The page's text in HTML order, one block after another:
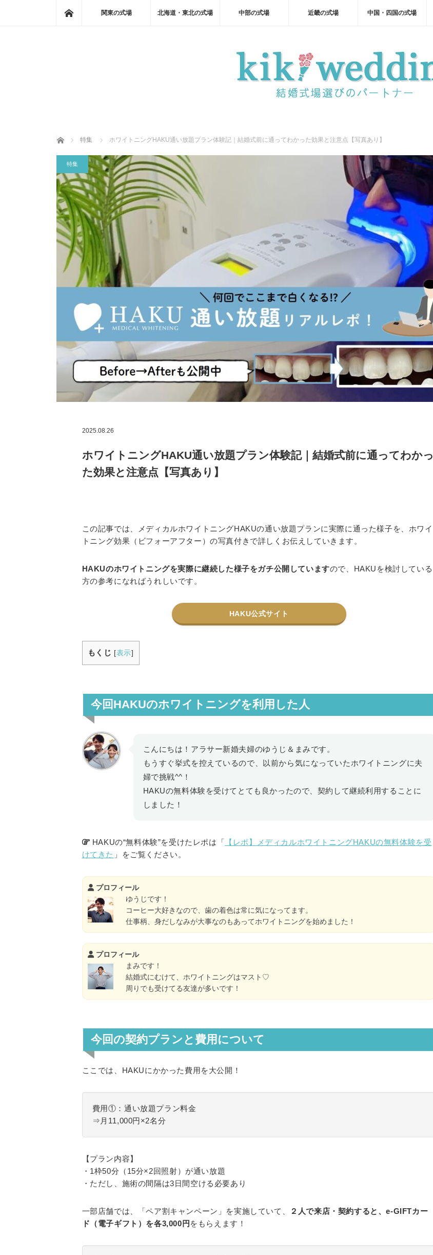
ホーム関東の式場 北海道・東北の式場 中部の式場 近畿の式場 中国・四国の式場
ホーム 特集 ホワイトニングHAKU通い放題プラン体験記｜結婚式前に通ってわかった効果と注意点【写真あり】
特集
2025.08.26
ホワイトニングHAKU通い放題プラン体験記｜結婚式前に通ってわかっ
た効果と注意点【写真あり】
この記事では、メディカルホワイトニングHAKUの通い放題プランに実際に通った様子を、ホワイ
トニング効果（ビフォーアフター）の写真付きで詳しくお伝えしていきます。
HAKUのホワイトニングを実際に継続した様子をガチ公開していますので、HAKUを検討している
方の参考になればうれしいです。
HAKU公式サイト
もくじ [表示]
今回HAKUのホワイトニングを利用した人
こんにちは！アラサー新婚夫婦のゆうじ＆まみです。
もうすぐ挙式を控えているので、以前から気になっていたホワイトニングに夫
婦で挑戦^^！
HAKUの無料体験を受けてとても良かったので、契約して継続利用することに
しました！
HAKUの“無料体験”を受けたレポは「 【レポ】メディカルホワイトニングHAKUの無料体験を受
けてきた 」をご覧ください。
プロフィール
ゆうじです！
コーヒー大好きなので、歯の着色は常に気になってます。
仕事柄、身だしなみが大事なのもあってホワイトニングを始めました！
プロフィール
まみです！
結婚式にむけて、ホワイトニングはマスト♡
周りでも受けてる友達が多いです！
今回の契約プランと費用について
ここでは、HAKUにかかった費用を大公開！
費用①：通い放題プラン料金
⇒月11,000円×2名分
【プラン内容】
・1枠50分（15分×2回照射）が通い放題
・ただし、施術の間隔は3日間空ける必要あり
一部店舗では、「ペア割キャンペーン」を実施していて、
２人で来店・契約すると、e-GIFTカー
ド（電子ギフト）を各3,000円 をもらえます！